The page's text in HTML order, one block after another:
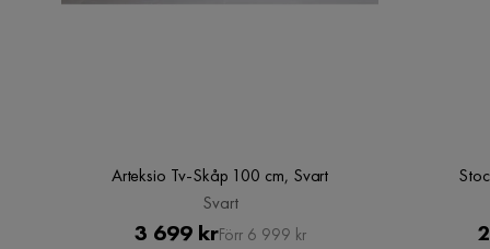
Arteksio Tv-Skåp 100 cm, Svart
Svart
Pris
3 699 krOriginal
Förr 6 999 kr